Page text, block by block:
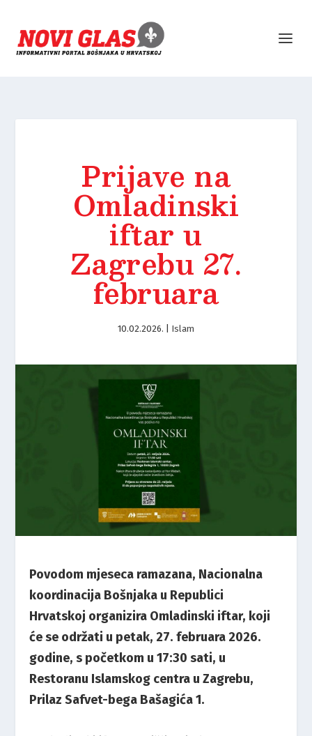
Prijave na
Omladinski
iftar u
Zagrebu 27.
februara
10.02.2026. Islam
Povodom mjeseca ramazana, Nacionalna
koordinacija Bošnjaka u Republici
Hrvatskoj organizira Omladinski iftar, koji
će se održati u petak, 27. februara 2026.
godine, s početkom u 17:30 sati, u
Restoranu Islamskog centra u Zagrebu,
Prilaz Safvet-bega Bašagića 1.